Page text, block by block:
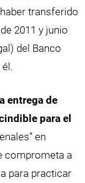
transferido
2011 y junio
del Banco
entrega de
para el
en
comprometa a
para practicar